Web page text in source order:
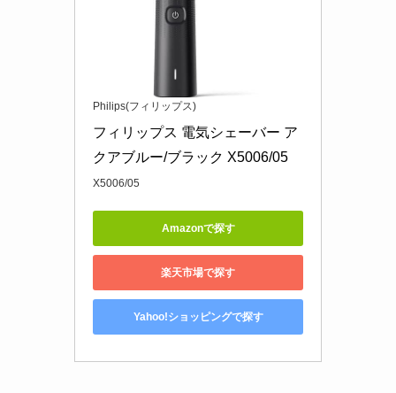
Philips(フィリップス)
フィリップス 電気シェーバー ア
クアブルー/ブラック X5006/05
X5006/05
Amazonで探す
楽天市場で探す
Yahoo!ショッピングで探す